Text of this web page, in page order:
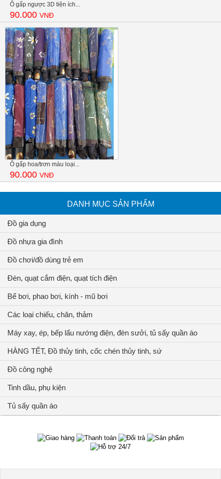
Ô gấp ngược 3D tiện ích...
90.000 VNĐ
Ô gấp hoa/trơn màu loại...
90.000 VNĐ
DANH MỤC SẢN PHẨM
Đồ gia dụng
Đồ nhựa gia đình
Đồ chơi/đồ dùng trẻ em
Đèn, quạt cắm điện, quạt tích điện
Bể bơi, phao bơi, kính - mũ bơi
Các loại chiếu, chăn, thảm
Máy xay, ép, bếp lẩu nướng điện, đèn sưởi, tủ sấy quần áo
HÀNG TẾT, Đồ thủy tinh, cốc chén thủy tinh, sứ
Đồ công nghệ
Tinh dầu, phụ kiện
Tủ sấy quần áo